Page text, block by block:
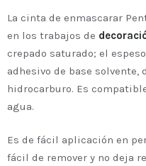
La cinta de enmascarar
en los trabajos de
crepado saturado; el
adhesivo de base solvente,
hidrocarburo. Es
agua.
Es de fácil aplicación en
fácil de remover y no deja